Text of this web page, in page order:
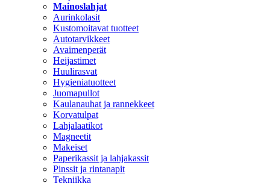
Mainoslahjat
Aurinkolasit
Kustomoitavat tuotteet
Autotarvikkeet
Avaimenperät
Heijastimet
Huulirasvat
Hygieniatuotteet
Juomapullot
Kaulanauhat ja rannekkeet
Korvatulpat
Lahjalaatikot
Magneetit
Makeiset
Paperikassit ja lahjakassit
Pinssit ja rintanapit
Tekniikka